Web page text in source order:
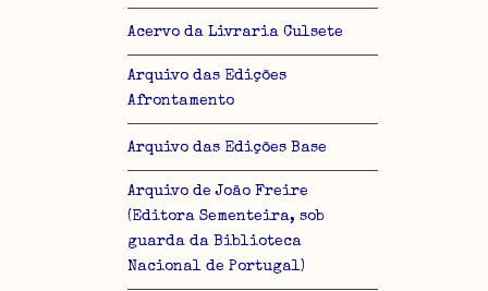
Acervo da Livraria Culsete
Arquivo das Edições
Afrontamento
Arquivo das Edições Base
Arquivo de João Freire
(Editora Sementeira, sob
guarda da Biblioteca
Nacional de Portugal)